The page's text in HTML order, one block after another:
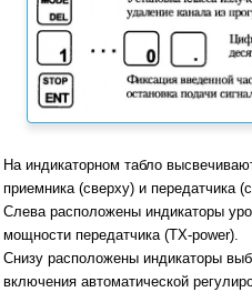
На индикаторном табло
приемника (сверху) и передатчика
Слева расположены индикаторы
мощности передатчика (TX-power).
Снизу расположены индикаторы
включения автоматической